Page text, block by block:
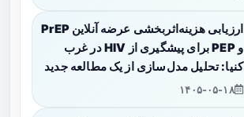
ارزیابی هزینه‌اثربخشی عرضه آنلاین PrEP
و PEP برای پیشگیری از HIV در غرب
کنیا: تحلیل مدل‌سازی از یک مطالعه جدید
۱۴۰۵-۰۵-۱۸